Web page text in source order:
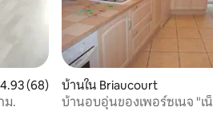
แนนเฉลี่ย 4.93 จาก 5, 68 รีวิว
4.93 (68)
ม.
บ้านใน Briaucourt
บ้านอบอุ่นของเพอร์ซเนจ "